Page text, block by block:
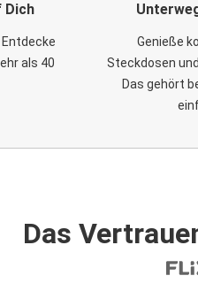
Dich
als 40
Genieße
Steckdosen
Das gehört
Das